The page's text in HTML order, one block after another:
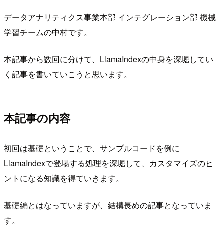
データアナリティクス事業本部 インテグレーション部 機械
学習チームの中村です。
本記事から数回に分けて、LlamaIndexの中身を深堀してい
く記事を書いていこうと思います。
本記事の内容
初回は基礎ということで、サンプルコードを例に
LlamaIndexで登場する処理を深堀して、カスタマイズのヒ
ントになる知識を得ていきます。
基礎編とはなっていますが、結構長めの記事となっていま
す。